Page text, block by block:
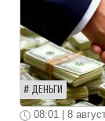
ДЕНЬГИ
08:01 | 8